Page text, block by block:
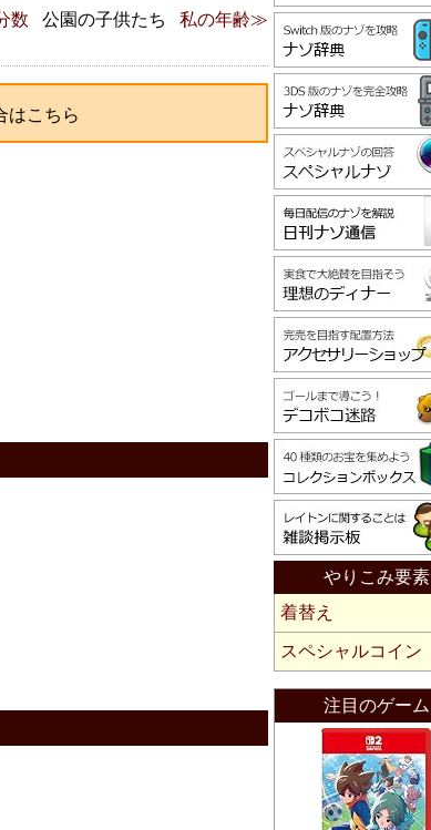
数 公園の子供たち
私の年齢
はこちら
やりこみ要素
着替え
スペシャルコイン
注目のゲーム